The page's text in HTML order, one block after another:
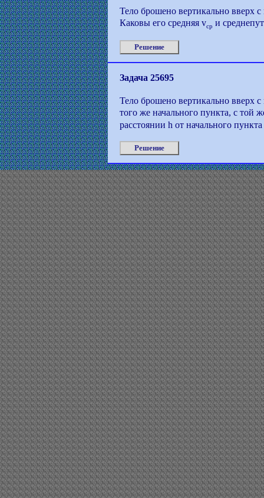
Тело брошено вертикально вверх с
Каковы его средняя vср и
Решение
Задача 25695
Тело брошено вертикально вверх
того же начального пункта, с той
расстоянии h от начального
Решение